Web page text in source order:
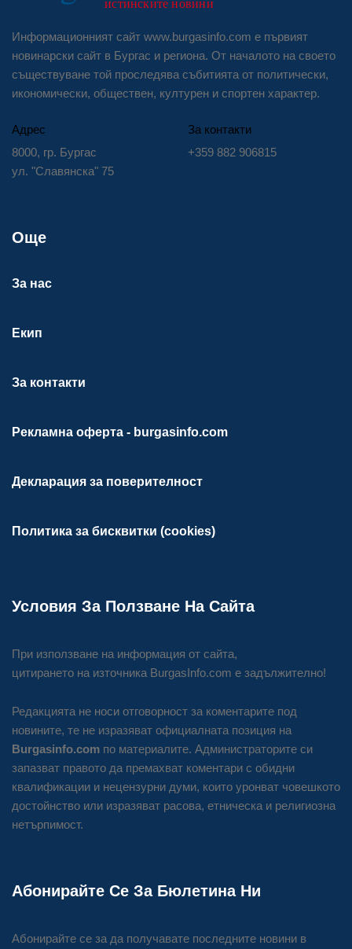
Информационният сайт www.burgasinfo.com е първият
новинарски сайт в Бургас и региона. От началото на своето
съществуване той проследява събитията от политически,
икономически, обществен, културен и спортен характер.
Адрес
8000, гр. Бургас
ул. "Славянска" 75
За контакти
+359 882 906815
Още
За нас
Екип
За контакти
Рекламна оферта - burgasinfo.com
Декларация за поверителност
Политика за бисквитки (cookies)
Условия За Ползване На Сайта
При използване на информация от сайта,
цитирането на източника BurgasInfo.com е задължително!
Редакцията не носи отговорност за коментарите под
новините, те не изразяват официалната позиция на
Burgasinfo.com по материалите. Администраторите си
запазват правото да премахват коментари с обидни
квалификации и нецензурни думи, които уронват човешкото
достойнство или изразяват расова, етническа и религиозна
нетърпимост.
Абонирайте Се За Бюлетина Ни
Абонирайте се за да получавате последните новини в